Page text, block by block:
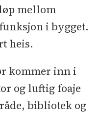
mellom
i bygget.
heis.
kommer inn i
og luftig foaje
bibliotek og